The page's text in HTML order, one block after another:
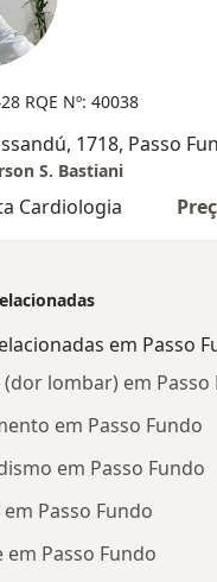
RQE Nº: 40038
1718, Passo
S. Bastiani
Cardiologia
em Passo
lombar) em Passo
em Passo Fundo
em Passo Fundo
Passo Fundo
em Passo Fundo